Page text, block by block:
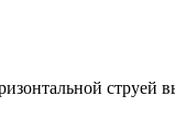
струей